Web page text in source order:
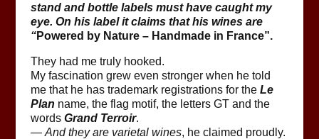
stand and bottle labels must have caught my
eye. On his label it claims that his wines are
“Powered by Nature – Handmade in France”.
They had me truly hooked.
My fascination grew even stronger when he told
me that he has trademark registrations for the Le
Plan name, the flag motif, the letters GT and the
words Grand Terroir.
— And they are varietal wines, he claimed proudly.